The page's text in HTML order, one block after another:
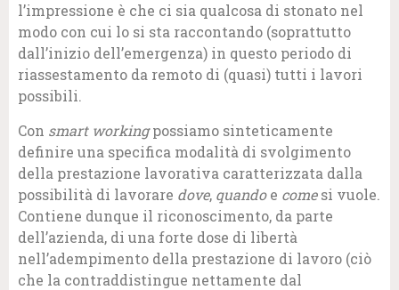
l’impressione è che ci sia qualcosa di stonato nel
modo con cui lo si sta raccontando (soprattutto
dall’inizio dell’emergenza) in questo periodo di
riassestamento da remoto di (quasi) tutti i lavori
possibili.
Con smart workingpossiamo sinteticamente
definire una specifica modalità di svolgimento
della prestazione lavorativa caratterizzata dalla
possibilità di lavorare dove, quandoe comesi vuole.
Contiene dunque il riconoscimento, da parte
dell’azienda, di una forte dose di libertà
nell’adempimento della prestazione di lavoro (ciò
che la contraddistingue nettamente dal